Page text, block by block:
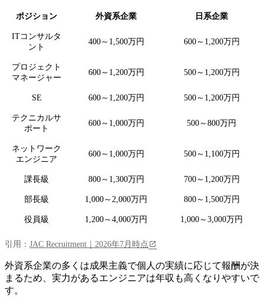
ポジション 外資系企業 日系企業
ITコンサルタ
ント
400～1,500万円 600～1,200万円
プロジェクト
マネージャー
600～1,200万円 500～1,200万円
SE 600～1,200万円 500～1,200万円
テクニカルサ
ポート
600～1,000万円 500～800万円
ネットワーク
エンジニア
600～1,000万円 500～1,100万円
課長級 800～1,300万円 700～1,200万円
部長級 1,000～2,000万円 800～1,500万円
役員級 1,200～4,000万円 1,000～3,000万円
引用： JAC Recruitment｜2026年7月時点
外資系企業の多くは成果主義で個人の実績に応じて報酬が決
まるため、実力があるエンジニアは年収も高くなりやすいで
す。